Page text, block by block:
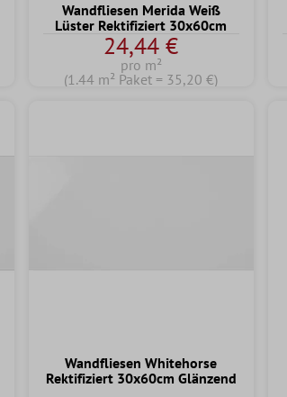
Wandfliesen Merida Weiß
Lüster Rektifiziert 30x60cm
24,44 €
pro m²
(1.44 m² Paket = 35,20 €)
Wandfliesen Whitehorse
Rektifiziert 30x60cm Glänzend